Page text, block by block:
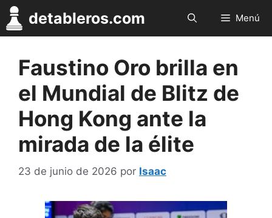
Saltar
al
contenido
detableros.com Menú
Faustino Oro brilla en
el Mundial de Blitz de
Hong Kong ante la
mirada de la élite
23 de junio de 2026 por Isaac